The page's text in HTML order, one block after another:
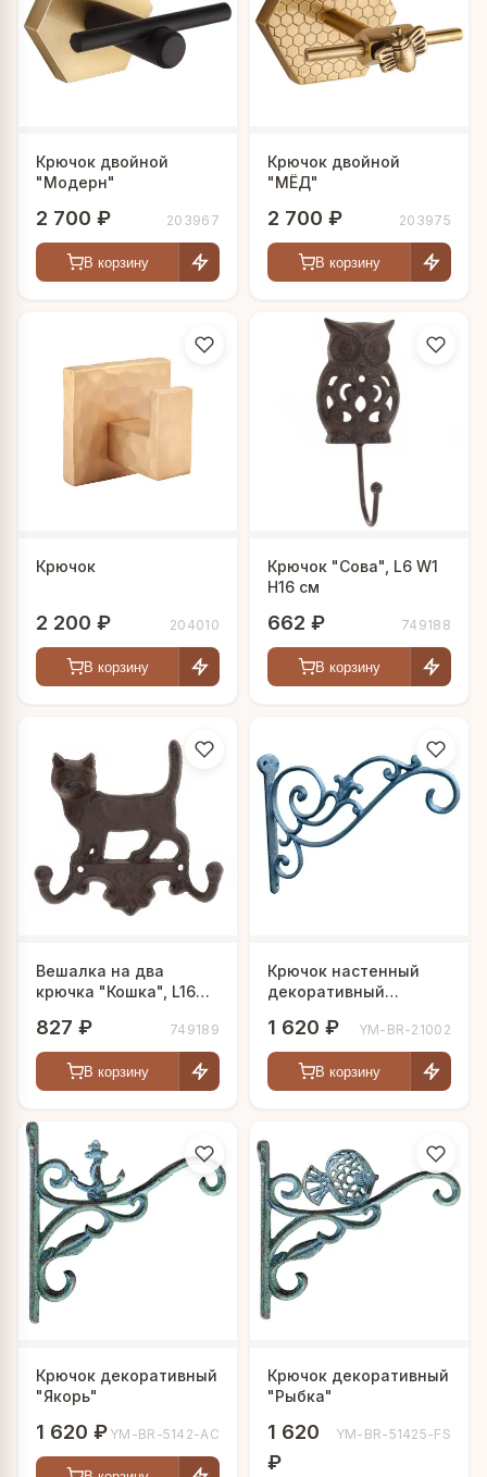
Крючок двойной
"Модерн"
2 700 ₽ 203967
В корзину
Крючок двойной
"МЁД"
2 700 ₽ 203975
В корзину
Крючок
2 200 ₽ 204010
В корзину
Крючок "Сова", L6 W1
H16 см
662 ₽ 749188
В корзину
Вешалка на два
крючка "Кошка", L16
827 ₽ 749189
В корзину
Крючок настенный
декоративный
1 620 ₽ YM-BR-21002
В корзину
Крючок декоративный
"Якорь"
1 620 ₽ YM-BR-5142-AC
Крючок декоративный
"Рыбка"
1 620
₽
YM-BR-51425-FS